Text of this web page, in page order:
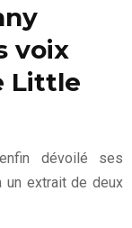
voix
Little
dévoilé ses
un extrait de deux